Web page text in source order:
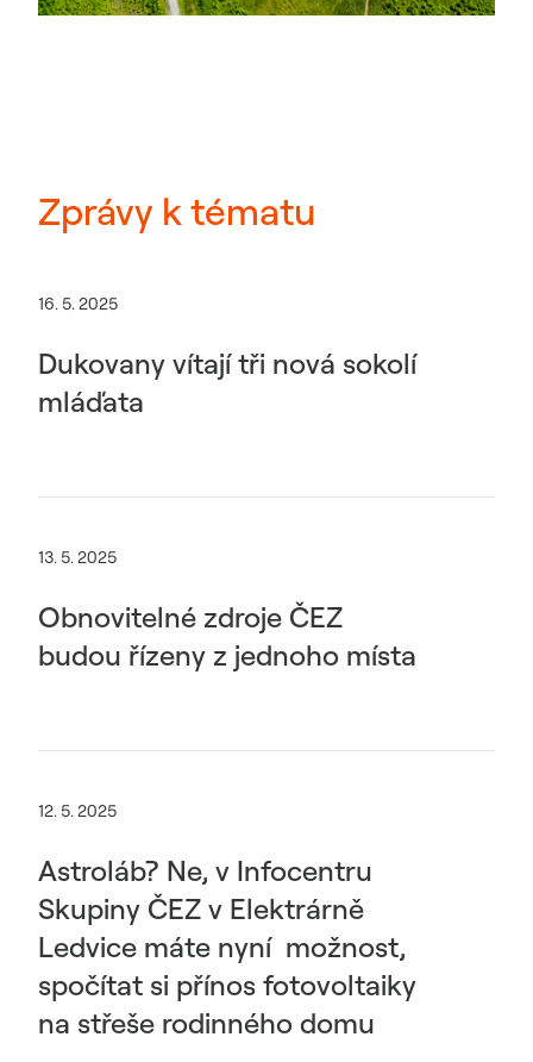
Zprávy k tématu
16. 5. 2025
Dukovany vítají tři nová sokolí
mláďata
13. 5. 2025
Obnovitelné zdroje ČEZ
budou řízeny z jednoho místa
12. 5. 2025
Astroláb? Ne, v Infocentru
Skupiny ČEZ v Elektrárně
Ledvice máte nyní možnost,
spočítat si přínos fotovoltaiky
na střeše rodinného domu